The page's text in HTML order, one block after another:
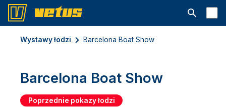
Otwórz
Wystawy łodzi Barcelona Boat Show
Barcelona Boat Show
Poprzednie pokazy łodzi